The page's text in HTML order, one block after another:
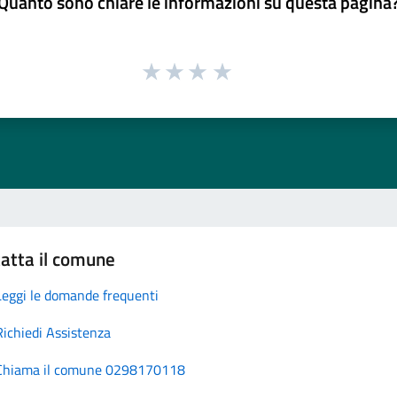
il comune
le domande frequenti
Assistenza
il comune 0298170118